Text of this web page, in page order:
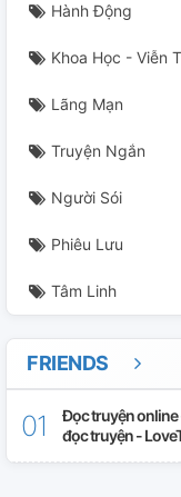
Hành Động
Khoa Học - Viễn
Lãng Mạn
Truyện Ngắn
Người Sói
Phiêu Lưu
Tâm Linh
FRIENDS
Đọc truyện online
đọc truyện -